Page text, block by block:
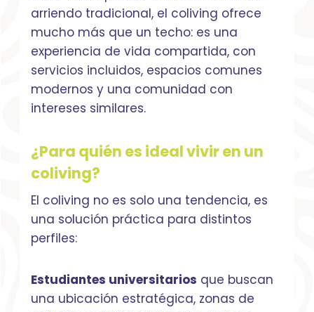
arriendo tradicional, el coliving ofrece
mucho más que un techo: es una
experiencia de vida compartida, con
servicios incluidos, espacios comunes
modernos y una comunidad con
intereses similares.
¿Para quién es ideal vivir en un
coliving?
El coliving no es solo una tendencia, es
una solución práctica para distintos
perfiles:
Estudiantes universitarios que buscan
una ubicación estratégica, zonas de